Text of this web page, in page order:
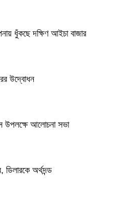
ধুঁকছে দক্ষিণ আইচা বাজার
উদ্বোধন
উপলক্ষে আলোচনা সভা
ডিলারকে অর্থদন্ড